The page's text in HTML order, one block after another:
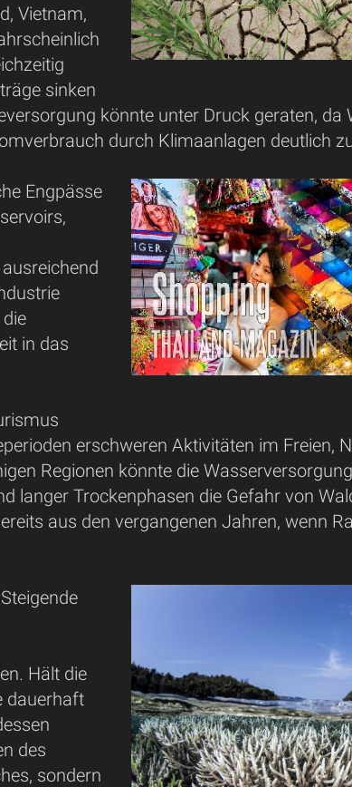
Vietnam,
sinken
könnte unter Druck geraten,
durch Klimaanlagen deutlich
Engpässe
in das
erschweren Aktivitäten im Freien,
Regionen könnte die
langer Trockenphasen die Gefahr von
aus den vergangenen Jahren, wenn
Hält die
dauerhaft
des
sondern